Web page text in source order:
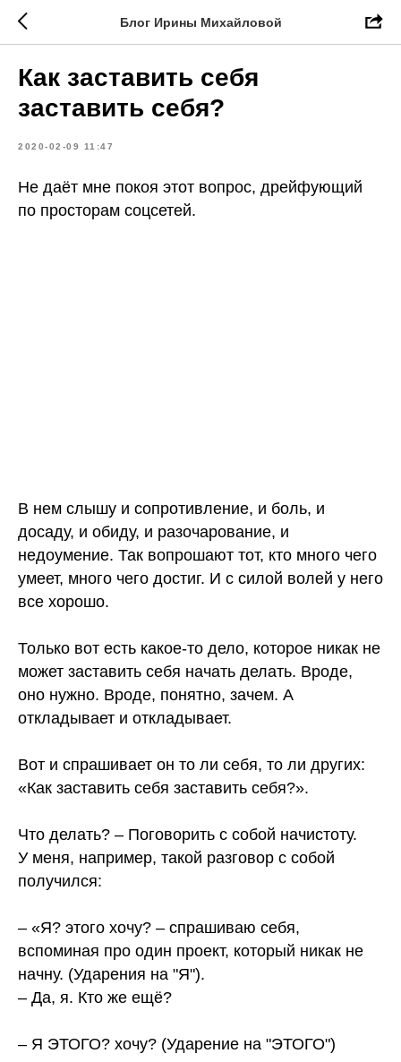
Блог Ирины Михайловой
Как заставить себя
заставить себя?
2020-02-09 11:47
Не даёт мне покоя этот вопрос, дрейфующий
по просторам соцсетей.
В нем слышу и сопротивление, и боль, и
досаду, и обиду, и разочарование, и
недоумение. Так вопрошают тот, кто много чего
умеет, много чего достиг. И с силой волей у него
все хорошо.
Только вот есть какое-то дело, которое никак не
может заставить себя начать делать. Вроде,
оно нужно. Вроде, понятно, зачем. А
откладывает и откладывает.
Вот и спрашивает он то ли себя, то ли других:
«Как заставить себя заставить себя?».
Что делать? – Поговорить с собой начистоту.
У меня, например, такой разговор с собой
получился:
– «Я? этого хочу? – спрашиваю себя,
вспоминая про один проект, который никак не
начну. (Ударения на "Я").
– Да, я. Кто же ещё?
– Я ЭТОГО? хочу? (Ударение на "ЭТОГО")